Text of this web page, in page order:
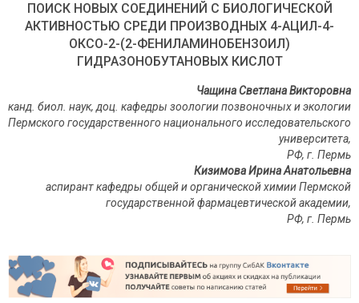
ПОИСК НОВЫХ СОЕДИНЕНИЙ С БИОЛОГИЧЕСКОЙ
АКТИВНОСТЬЮ СРЕДИ ПРОИЗВОДНЫХ 4-АЦИЛ-4-
ОКСО-2-(2-ФЕНИЛАМИНОБЕНЗОИЛ)
ГИДРАЗОНОБУТАНОВЫХ КИСЛОТ
Чащина Светлана Викторовна
канд. биол. наук, доц. кафедры зоологии позвоночных и экологии
Пермского государственного национального исследовательского
университета,
РФ, г. Пермь
Кизимова Ирина Анатольевна
аспирант кафедры общей и органической химии Пермской
государственной фармацевтической академии,
РФ, г Пермь